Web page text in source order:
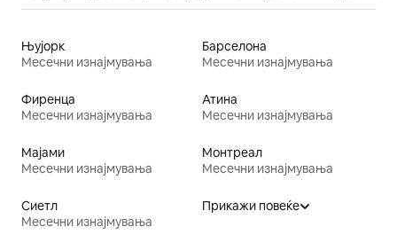
Њујорк
Месечни изнајмувања
Барселона
Месечни изнајмувања
Фиренца
Месечни изнајмувања
Атина
Месечни изнајмувања
Мајами
Месечни изнајмувања
Монтреал
Месечни изнајмувања
Сиетл
Месечни изнајмувања
Прикажи повеќе